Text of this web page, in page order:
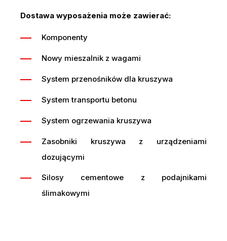
Dostawa wyposażenia może zawierać:
Komponenty
Nowy mieszalnik z wagami
System przenośników dla kruszywa
System transportu betonu
System ogrzewania kruszywa
Zasobniki kruszywa z urządzeniami
dozującymi
Silosy cementowe z podajnikami
ślimakowymi